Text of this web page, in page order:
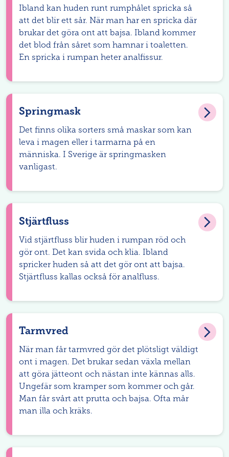
Ibland kan huden runt rumphålet spricka så
att det blir ett sår. När man har en spricka där
brukar det göra ont att bajsa. Ibland kommer
det blod från såret som hamnar i toaletten.
En spricka i rumpan heter analfissur.
Springmask
Det finns olika sorters små maskar som kan
leva i magen eller i tarmarna på en
människa. I Sverige är springmasken
vanligast.
Stjärtfluss
Vid stjärtfluss blir huden i rumpan röd och
gör ont. Det kan svida och klia. Ibland
spricker huden så att det gör ont att bajsa.
Stjärtfluss kallas också för analfluss.
Tarmvred
När man får tarmvred gör det plötsligt väldigt
ont i magen. Det brukar sedan växla mellan
att göra jätteont och nästan inte kännas alls.
Ungefär som kramper som kommer och går.
Man får svårt att prutta och bajsa. Ofta mår
man illa och kräks.